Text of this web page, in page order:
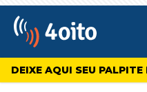
4oito
DEIXE AQUI SEU